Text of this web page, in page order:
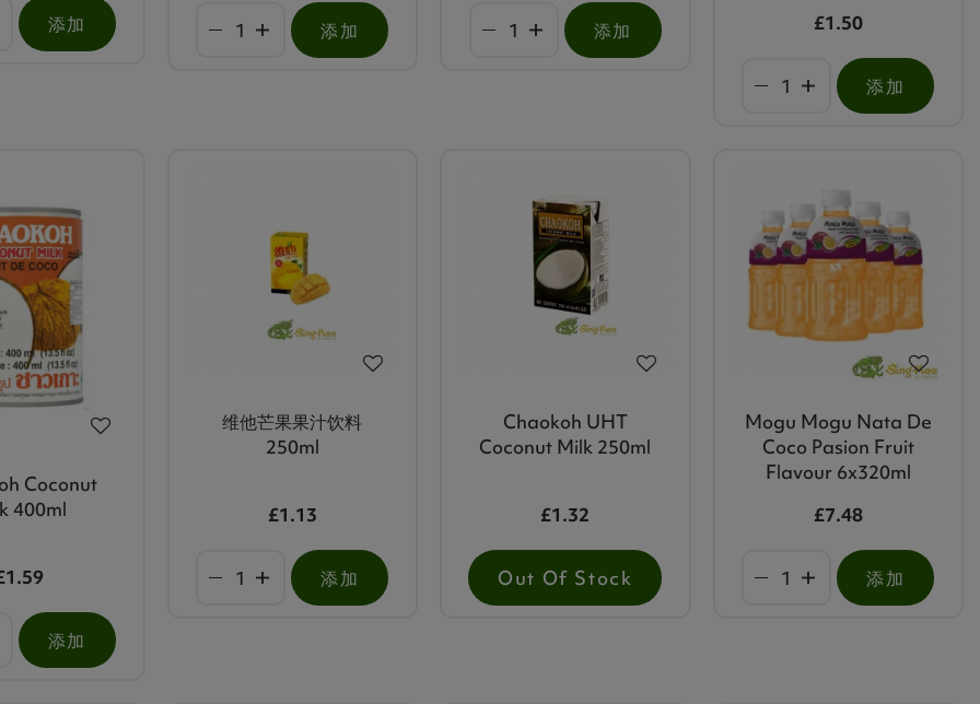
添加 添加 添加 £1.50
添加
Coconut
400ml
添加
维他芒果果汁饮料
250ml
£1.13
添加
Chaokoh UHT
Coconut Milk 250ml
£1.32
Out Of Stock
Mogu Mogu Nata De
Coco Pasion Fruit
Flavour 6x320ml
£7.48
添加